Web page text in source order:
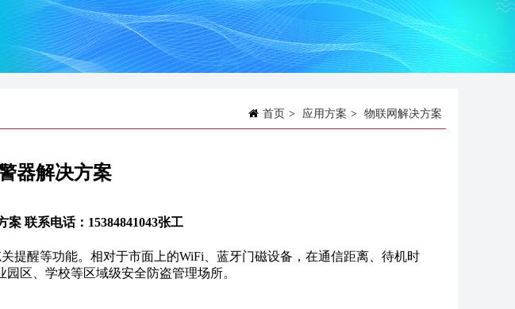
首页 > 应用方案 > 物联网解决方案
器解决方案
联系电话：15384841043张工
提醒等功能。相对于市面上的WiFi、蓝牙门磁设备，在通信距离、待机时
区、学校等区域级安全防盗管理场所。